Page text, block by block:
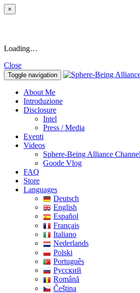
×
Loading…
Close
Toggle navigation
About Me
Introduzione
Disclosure
Intel
Press / Media
Eventi
Videos
Sphere-Being Alliance Channel
Goode Vlog
FAQ
Store
Languages
Deutsch
English
Español
Français
Italiano
Nederlands
Polski
Português
Pусский
Română
Čeština